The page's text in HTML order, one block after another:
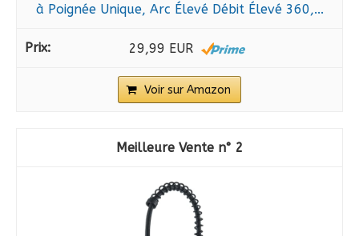
à Poignée Unique, Arc Élevé Débit Élevé 360,...
29,99 EUR
Voir sur Amazon
2